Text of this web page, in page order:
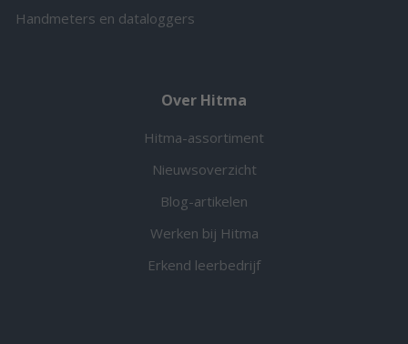
Handmeters en dataloggers
Over Hitma
Hitma-assortiment
Nieuwsoverzicht
Blog-artikelen
Werken bij Hitma
Erkend leerbedrijf